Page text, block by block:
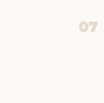
07